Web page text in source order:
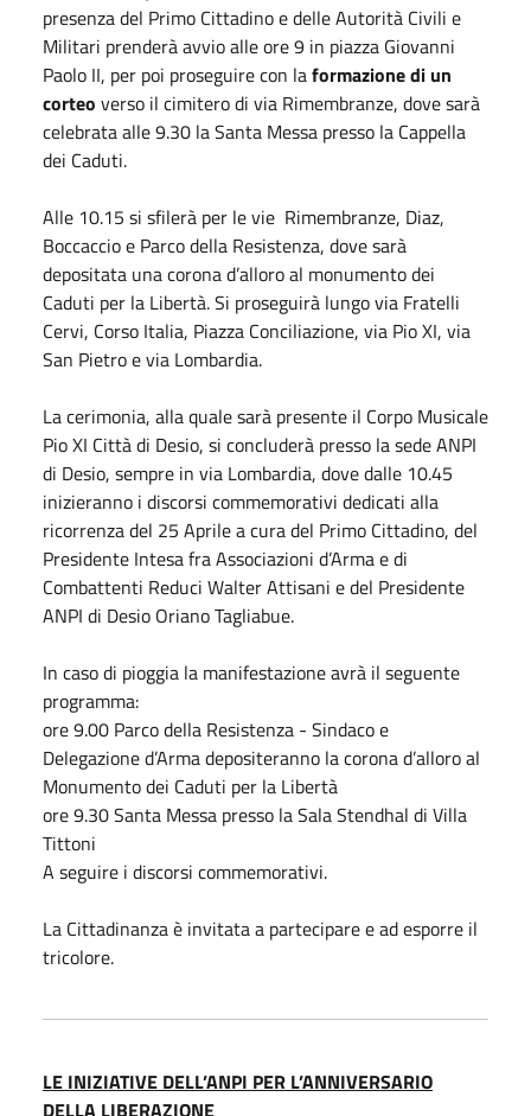
presenza del Primo Cittadino e delle Autorità Civili e
Militari prenderà avvio alle ore 9 in piazza Giovanni
Paolo II, per poi proseguire con laformazione di un
corteo verso il cimitero di via Rimembranze, dove sarà
celebrata alle 9.30 la Santa Messa presso la Cappella
dei Caduti.
Alle 10.15 si sfilerà per le vie Rimembranze, Diaz,
Boccaccio e Parco della Resistenza, dove sarà
depositata una corona d’alloro al monumento dei
Caduti per la Libertà. Si proseguirà lungo via Fratelli
Cervi, Corso Italia, Piazza Conciliazione, via Pio XI, via
San Pietro e via Lombardia.
La cerimonia, alla quale sarà presente il Corpo Musicale
Pio XI Città di Desio, si concluderà presso la sede ANPI
di Desio, sempre in via Lombardia, dove dalle 10.45
inizieranno i discorsi commemorativi dedicati alla
ricorrenza del 25 Aprile a cura del Primo Cittadino, del
Presidente Intesa fra Associazioni d’Arma e di
Combattenti Reduci Walter Attisani e del Presidente
ANPI di Desio Oriano Tagliabue.
In caso di pioggia la manifestazione avrà il seguente
programma:
ore 9.00 Parco della Resistenza - Sindaco e
Delegazione d’Arma depositeranno la corona d’alloro al
Monumento dei Caduti per la Libertà
ore 9.30 Santa Messa presso la Sala Stendhal di Villa
Tittoni
A seguire i discorsi commemorativi.
La Cittadinanza è invitata a partecipare e ad esporre il
tricolore.
LE INIZIATIVE DELL’ANPI PER L’ANNIVERSARIO
DELLA LIBERAZIONE